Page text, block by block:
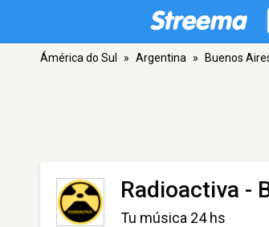
Ámérica do Sul » Argentina » Buenos
Radioactiva -
Tu música 24 hs